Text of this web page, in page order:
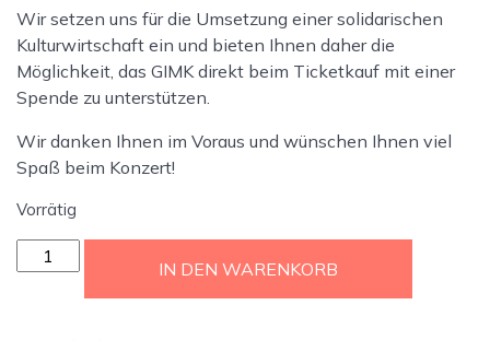
Wir setzen uns für die Umsetzung einer solidarischen
Kulturwirtschaft ein und bieten Ihnen daher die
Möglichkeit, das GIMK direkt beim Ticketkauf mit einer
Spende zu unterstützen.
Wir danken Ihnen im Voraus und wünschen Ihnen viel
Spaß beim Konzert!
Vorrätig
GIMK
Musik-
IN DEN WARENKORB